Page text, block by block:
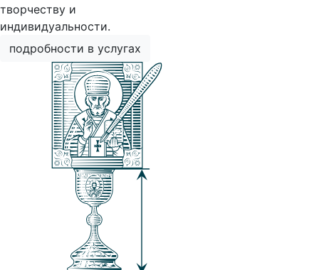
творчеству и
индивидуальности.
подробности в услугах